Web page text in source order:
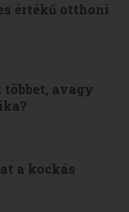
értékű otthoni
többet, avagy
a kockás